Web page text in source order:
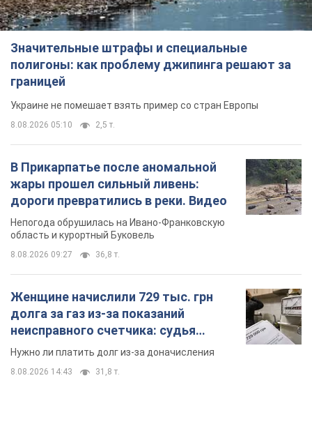
Значительные штрафы и специальные
полигоны: как проблему джипинга решают за
границей
Украине не помешает взять пример со стран Европы
8.08.2026 05:10 2,5 т.
В Прикарпатье после аномальной
жары прошел сильный ливень:
дороги превратились в реки. Видео
Непогода обрушилась на Ивано-Франковскую
область и курортный Буковель
8.08.2026 09:27 36,8 т.
Женщине начислили 729 тыс. грн
долга за газ из-за показаний
неисправного счетчика: судья
вынес неожиданное решение
Нужно ли платить долг из-за доначисления
8.08.2026 14:43 31,8 т.